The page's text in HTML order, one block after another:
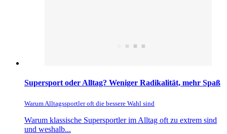
Supersport oder Alltag? Weniger Radikalität, mehr Spaß
Warum Alltagssportler oft die bessere Wahl sind
Warum klassische Supersportler im Alltag oft zu extrem sind
und weshalb...